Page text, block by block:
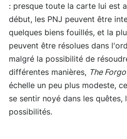
: presque toute la carte lui est
début, les PNJ peuvent être
quelques biens fouillés, et la
peuvent être résolues dans
malgré la possibilité de
différentes manières, The
échelle un peu plus modeste,
se sentir noyé dans les quêtes,
possibilités.